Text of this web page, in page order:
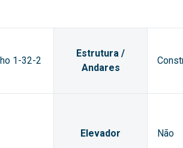
1-32-2
Estrutura /
Andares
Elevador Não